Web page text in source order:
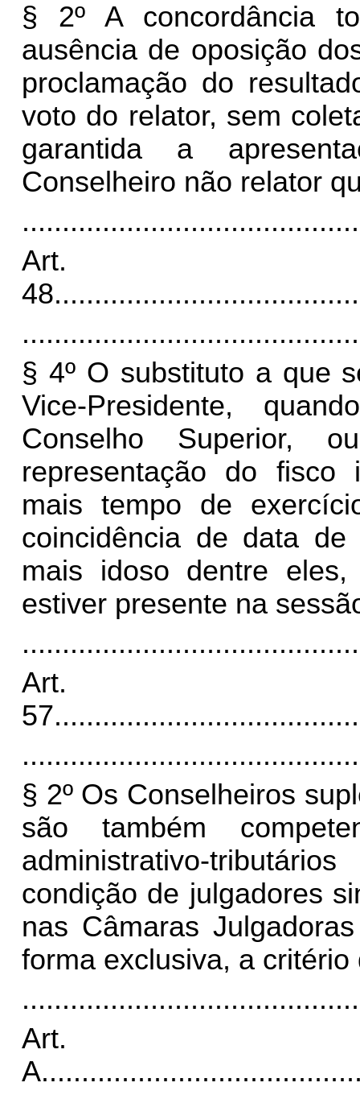
§ 2º A concordância
ausência de oposição
proclamação do
voto do relator, sem
garantida a
Conselheiro não relator
Art.
48
§ 4º O substituto a que
Vice-Presidente,
Conselho Superior,
representação do fisco
mais tempo de
coincidência de data
mais idoso dentre
estiver presente na
Art.
57
§ 2º Os Conselheiros
são também
administrativo-
condição de julgadores
nas Câmaras
forma exclusiva, a critério
A